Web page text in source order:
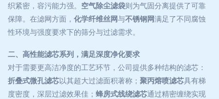
织紧密，容污能力强。 空气除尘滤袋则为气固分离提供了可靠
保障。在滤网方面， 化学纤维丝网与不锈钢网满足了不同腐蚀
性环境与强度要求下的筛分与过滤需求。
二、高性能滤芯系列，满足深度净化要求
对于需要更高洁净度的工艺环节，公司提供多种结构的滤芯：
折叠式微孔滤芯以其超大过滤面积著称； 聚丙熔喷滤芯具有梯
度密度，深层过滤效果佳； 蜂房式线绕滤芯通过精密缠绕实现